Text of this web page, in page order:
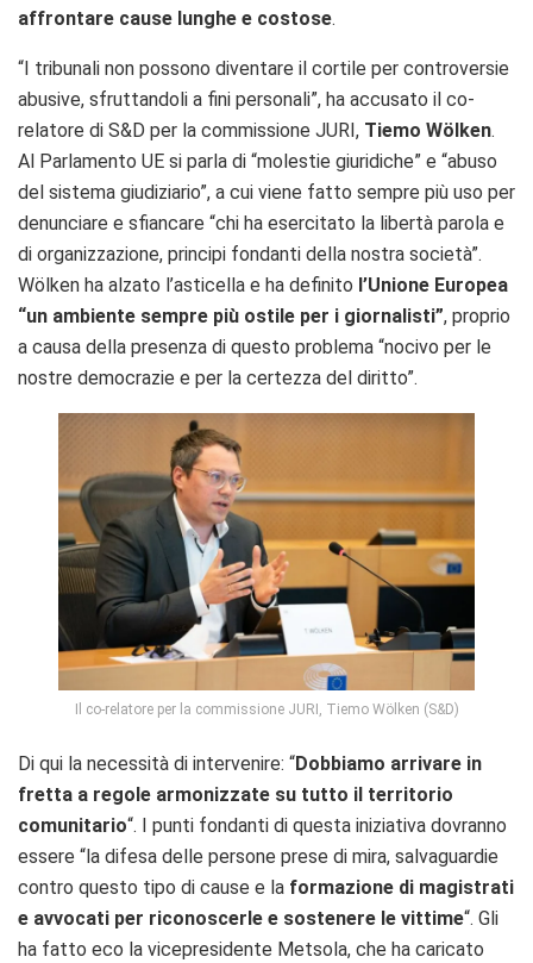
affrontare cause lunghe e costose.
“I tribunali non possono diventare il cortile per controversie
abusive, sfruttandoli a fini personali”, ha accusato il co-
relatore di S&D per la commissione JURI, Tiemo Wölken.
Al Parlamento UE si parla di “molestie giuridiche” e “abuso
del sistema giudiziario”, a cui viene fatto sempre più uso per
denunciare e sfiancare “chi ha esercitato la libertà parola e
di organizzazione, principi fondanti della nostra società”.
Wölken ha alzato l’asticella e ha definito l’Unione Europea
“un ambiente sempre più ostile per i giornalisti”, proprio
a causa della presenza di questo problema “nocivo per le
nostre democrazie e per la certezza del diritto”.
Il co-relatore per la commissione JURI, Tiemo Wölken (S&D)
Di qui la necessità di intervenire: “Dobbiamo arrivare in
fretta a regole armonizzate su tutto il territorio
comunitario“. I punti fondanti di questa iniziativa dovranno
essere “la difesa delle persone prese di mira, salvaguardie
contro questo tipo di cause e la formazione di magistrati
e avvocati per riconoscerle e sostenere le vittime“. Gli
ha fatto eco la vicepresidente Metsola, che ha caricato